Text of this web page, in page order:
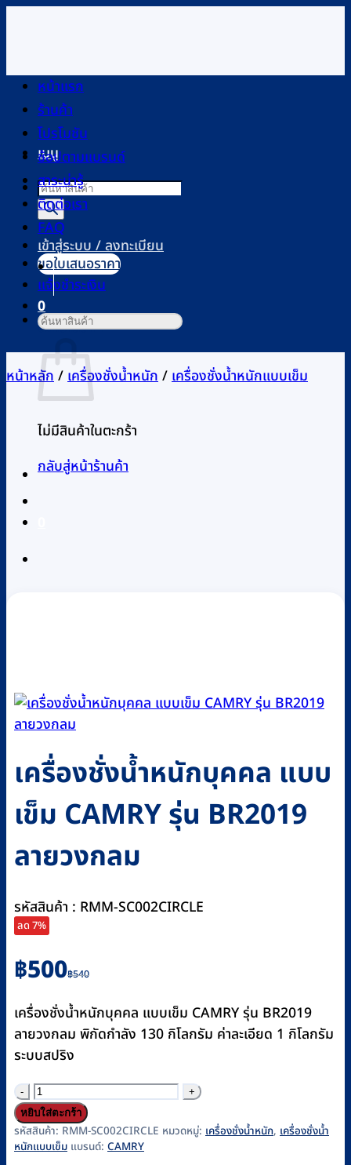
เนื้อหา
เมนู
Products
search
เข้าสู่ระบบ / ลงทะเบียน
0
ตะกร้าสินค้า
ไม่มีสินค้าในตะกร้า
กลับสู่หน้าร้านค้า
หน้าแรก
ร้านค้า
โปรโมชัน
ช้อปตามแบรนด์
สาระน่ารู้
ติดต่อเรา
FAQ
ขอใบเสนอราคา
แจ้งชำระเงิน
ค้นหา:
หน้าหลัก/เครื่องชั่งน้ำหนัก/เครื่องชั่งน้ำหนักแบบเข็ม
เครื่องชั่งน้ำหนักบุคคล แบบ
เข็ม CAMRY รุ่น BR2019
ลายวงกลม
รหัสสินค้า : RMM-SC002CIRCLE
ลด 7%
฿540
Original
price
was:
฿540.
฿500
Current
price
is:
฿500.
เครื่องชั่งน้ำหนักบุคคล แบบเข็ม CAMRY รุ่น BR2019
ลายวงกลม พิกัดกำลัง 130 กิโลกรัม ค่าละเอียด 1 กิโลกรัม
ระบบสปริง
จำนวน
เครื่อง
ชั่ง
น้ำ
หยิบใส่ตะกร้า
รหัสสินค้า: RMM-SC002CIRCLE หมวดหมู่: เครื่องชั่งน้ำหนัก, เครื่องชั่งน้ำ
หนักแบบเข็ม แบรนด์: CAMRY